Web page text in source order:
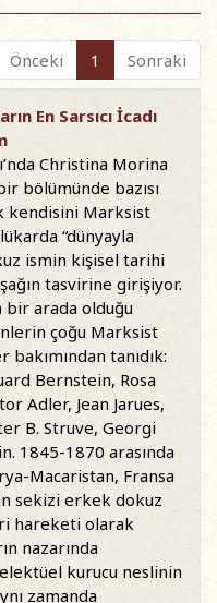
Önceki 1 Sonraki
En Sarsıcı İcadı
Christina Morina
bölümünde bazısı
kendisini Marksist
“dünyayla
ismin kişisel tarihi
tasvirine girişiyor.
bir arada olduğu
çoğu Marksist
tanıdık:
Bernstein, Rosa
Adler, Jean Jarues,
B. Struve, Georgi
1845-1870 arasında
Macaristan, Fransa
sekizi erkek dokuz
hareketi olarak
nazarında
kurucu neslinin
zamanda